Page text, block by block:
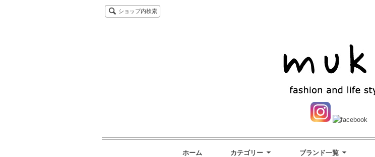
ショップ内検索
ホーム カテゴリー ブランド一覧